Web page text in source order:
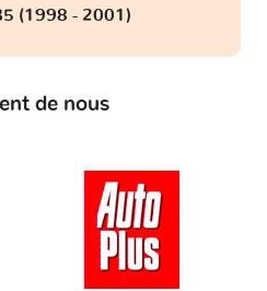
(1998 - 2001)
de nous